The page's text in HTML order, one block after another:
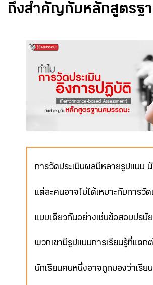
ถึงสำคัญกับหลักสูตรฐา
การวัดประเมินผลมีหลายรูปแบบ นั
แต่ละคนอาจไม่ได้เหมาะกับการวัด
แบบเดียวกันอย่างเช่นข้อสอบปรนัย
พวกเขามีรูปแบบการเรียนรู้ที่แตก
นักเรียนคนหนึ่งอาจถูกมองว่าเรียน